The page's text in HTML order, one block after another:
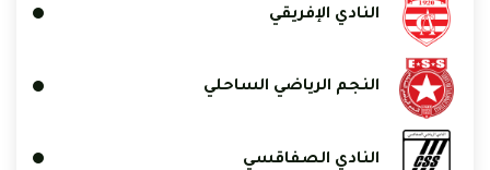
النادي الإفريقي
النجم الرياضي الساحلي
النادي الصفاقسي